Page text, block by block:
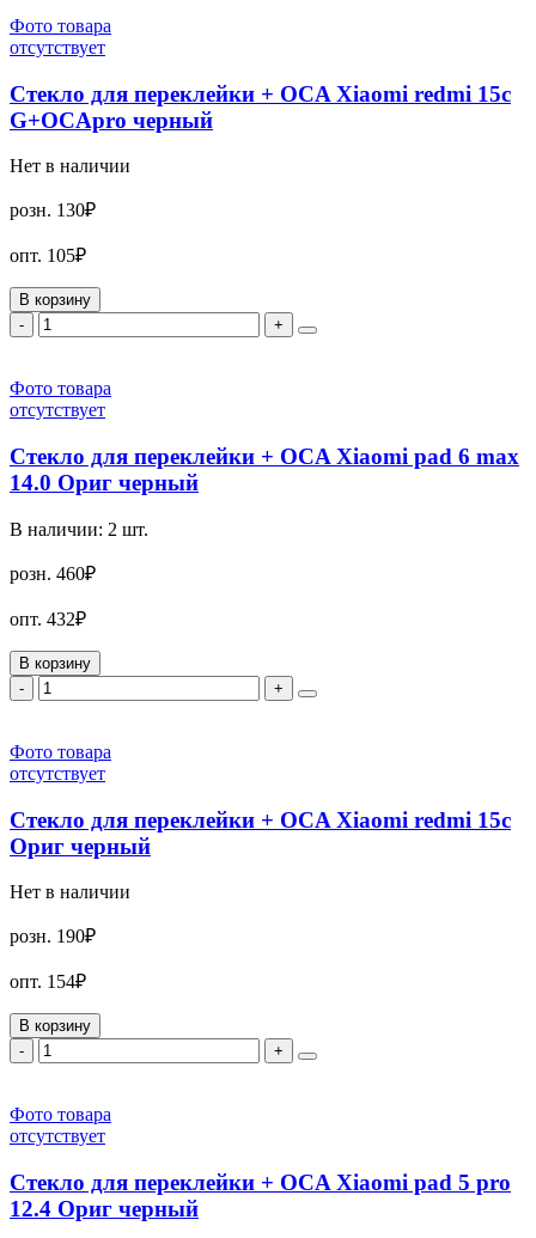
Фото товара
отсутствует
Стекло для переклейки + OCA Xiaomi redmi 15c
G+OCApro черный
Нет в наличии
розн. 130₽
опт. 105₽
В корзину
-
+
Фото товара
отсутствует
Стекло для переклейки + OCA Xiaomi pad 6 max
14.0 Ориг черный
В наличии: 2 шт.
розн. 460₽
опт. 432₽
В корзину
-
+
Фото товара
отсутствует
Стекло для переклейки + OCA Xiaomi redmi 15c
Ориг черный
Нет в наличии
розн. 190₽
опт. 154₽
В корзину
-
+
Фото товара
отсутствует
Стекло для переклейки + OCA Xiaomi pad 5 pro
12.4 Ориг черный